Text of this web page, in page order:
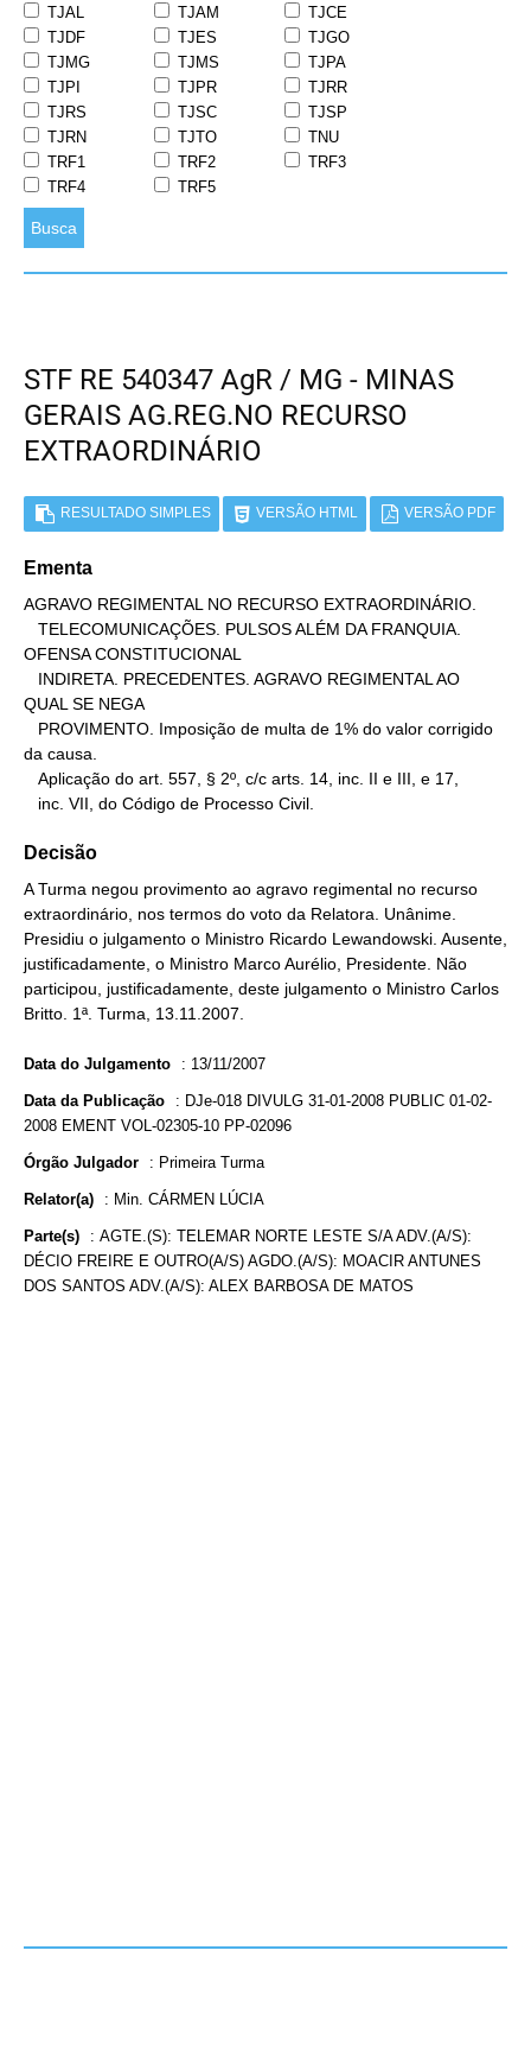
TJAL
TJAM
TJCE
TJDF
TJES
TJGO
TJMG
TJMS
TJPA
TJPI
TJPR
TJRR
TJRS
TJSC
TJSP
TJRN
TJTO
TNU
TRF1
TRF2
TRF3
TRF4
TRF5
Busca
STF RE 540347 AgR / MG - MINAS
GERAIS AG.REG.NO RECURSO
EXTRAORDINÁRIO
RESULTADO SIMPLES VERSÃO HTML VERSÃO PDF
Ementa
AGRAVO REGIMENTAL NO RECURSO EXTRAORDINÁRIO.
OFENSA CONSTITUCIONAL
QUAL SE NEGA
da causa.
   inc. VII, do Código de Processo Civil.
Decisão
A Turma negou provimento ao agravo regimental no recurso
extraordinário, nos termos do voto da Relatora. Unânime.
Presidiu o julgamento o Ministro Ricardo Lewandowski. Ausente,
justificadamente, o Ministro Marco Aurélio, Presidente. Não
participou, justificadamente, deste julgamento o Ministro Carlos
Britto. 1ª. Turma, 13.11.2007.
Data do Julgamento : 13/11/2007
Data da Publicação : DJe-018 DIVULG 31-01-2008 PUBLIC 01-02-
2008 EMENT VOL-02305-10 PP-02096
Órgão Julgador : Primeira Turma
Relator(a) : Min. CÁRMEN LÚCIA
Parte(s) : AGTE.(S): TELEMAR NORTE LESTE S/A ADV.(A/S):
DÉCIO FREIRE E OUTRO(A/S) AGDO.(A/S): MOACIR ANTUNES
DOS SANTOS ADV.(A/S): ALEX BARBOSA DE MATOS